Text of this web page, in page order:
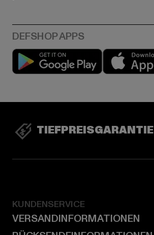
Play market
TIEFPREISGARANTIE
KUNDENSERVICE
VERSANDINFORMATIONEN